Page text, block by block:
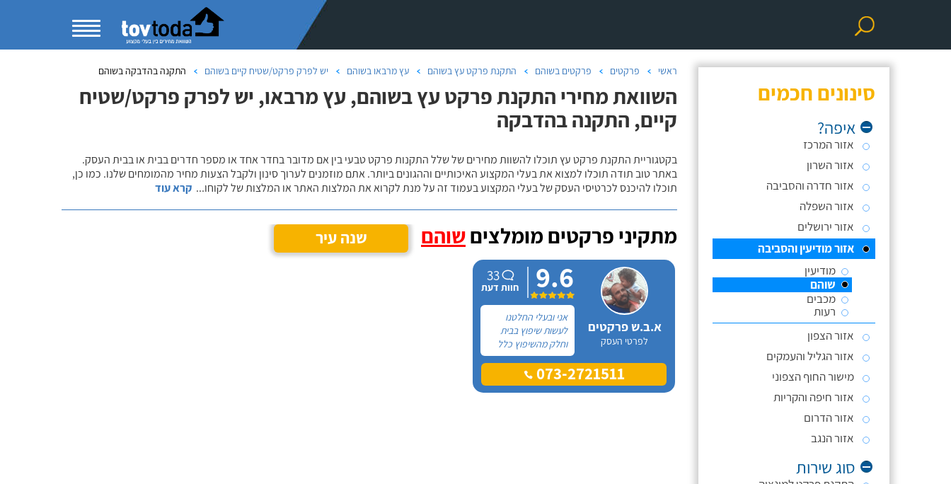
סינונים חכמים
איפה?
אזור המרכז
אזור השרון
אזור חדרה והסביבה
אזור השפלה
אזור ירושלים
אזור מודיעין והסביבה
מודיעין
שוהם
מכבים
רעות
אזור הצפון
אזור הגליל והעמקים
מישור החוף הצפוני
אזור חיפה והקריות
אזור הדרום
אזור הנגב
סוג שירות
ראשי פרקטים פרקטים בשוהם התקנת פרקט עץ בשוהם עץ מרבאו בשוהם יש לפרק פרקט/שטיח קיים בשוהם התקנה בהדבקה בשוהם
השוואת מחירי התקנת פרקט עץ בשוהם, עץ מרבאו, יש לפרק פרקט/שטיח
קיים, התקנה בהדבקה
בקטגוריית התקנת פרקט עץ תוכלו להשוות מחירים של שלל התקנות פרקט טבעי בין אם מדובר בחדר אחד או מספר חדרים בבית או בבית העסק.
באתר טוב תודה תוכלו למצוא את בעלי המקצוע האיכותיים וההגונים ביותר. אתם מוזמנים לערוך סינון ולקבל הצעות מחיר מהמומחים שלנו. כמו כן,
תוכלו להיכנס לכרטיסי העסק של בעלי המקצוע בעמוד זה על מנת לקרוא את המלצות האתר או המלצות של לקוחו... קרא עוד
מתקיני פרקטים מומלציםשוהם שנה עיר
א.ב.ש פרקטים
לפרטי העסק
9.6
33
חוות דעת
אני ובעלי החלטנו
לעשות שיפוץ בבית
וחלק מהשיפוץ כלל
פרקט למינציה שיותקן
מעל הריצוף (הישן)
הקיים. קנינו את
073-2721511